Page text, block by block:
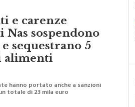
e carenze
Nas sospendono
sequestrano 5
alimenti
hanno portato anche a sanzioni
totale di 23 mila euro